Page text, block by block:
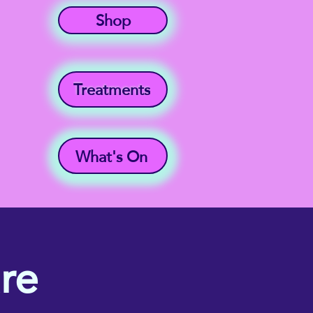
Shop
Treatments
What's On